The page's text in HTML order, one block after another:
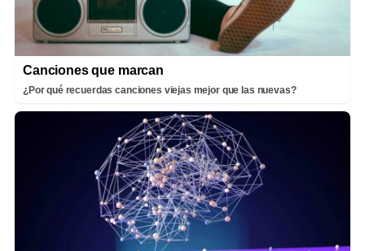
Canciones que marcan
¿Por qué recuerdas canciones viejas mejor que las nuevas?